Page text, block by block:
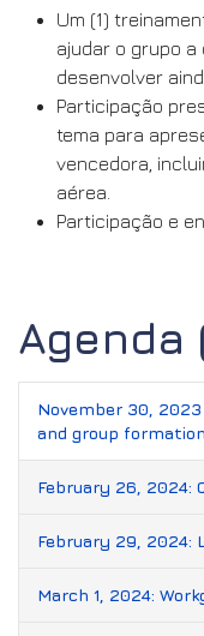
Um (1)
ajudar o grupo
desenvolver
Participação
tema para
vencedora,
aérea.
Participação e
Agenda
November 30,
and group
February 26, 2024:
February 29, 2024:
March 1, 2024: